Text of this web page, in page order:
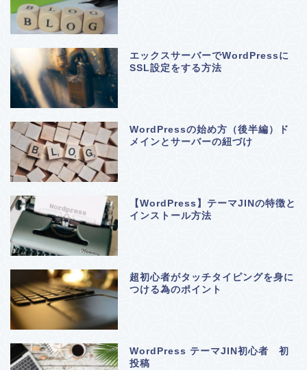
エックスサーバーでWordPressに
SSL設定をする方法
WordPressの始め方（後半編）ド
メインとサーバーの紐づけ
【WordPress】テーマJINの特徴と
インストール方法
超初心者がタッチタイピングを身に
つける為のポイント
WordPress テーマJIN初心者 初
投稿